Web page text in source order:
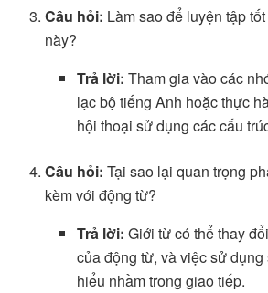
Câu hỏi: Làm sao để luyện tập
này?
Trả lời: Tham gia vào các
lạc bộ tiếng Anh hoặc thực
hội thoại sử dụng các cấu
Câu hỏi: Tại sao lại quan trọng
kèm với động từ?
Trả lời: Giới từ có thể thay
của động từ, và việc sử
hiểu nhầm trong giao tiếp.